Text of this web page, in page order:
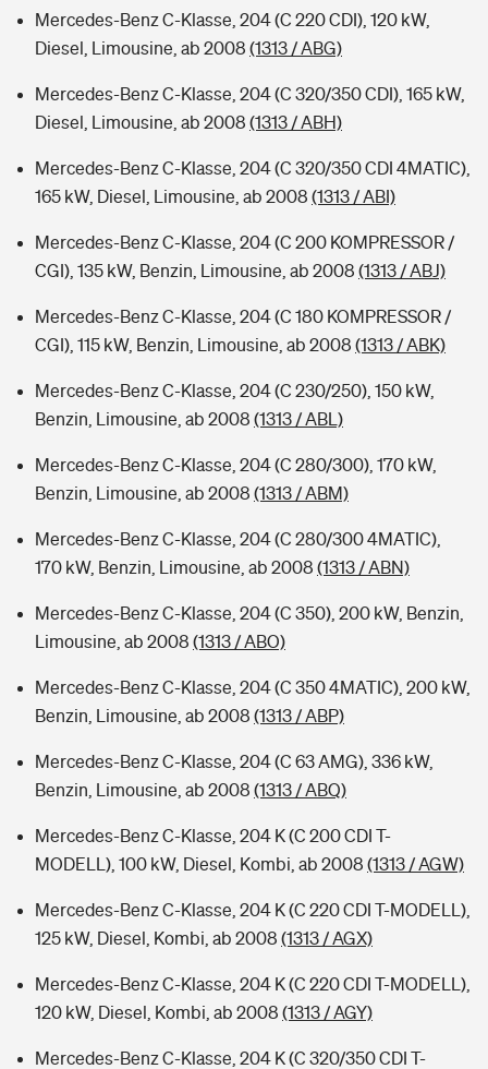
Mercedes-Benz C-Klasse, 204 (C 220 CDI), 120 kW,
Diesel, Limousine, ab 2008 (1313 / ABG)
Mercedes-Benz C-Klasse, 204 (C 320/350 CDI), 165 kW,
Diesel, Limousine, ab 2008 (1313 / ABH)
Mercedes-Benz C-Klasse, 204 (C 320/350 CDI 4MATIC),
165 kW, Diesel, Limousine, ab 2008 (1313 / ABI)
Mercedes-Benz C-Klasse, 204 (C 200 KOMPRESSOR /
CGI), 135 kW, Benzin, Limousine, ab 2008 (1313 / ABJ)
Mercedes-Benz C-Klasse, 204 (C 180 KOMPRESSOR /
CGI), 115 kW, Benzin, Limousine, ab 2008 (1313 / ABK)
Mercedes-Benz C-Klasse, 204 (C 230/250), 150 kW,
Benzin, Limousine, ab 2008 (1313 / ABL)
Mercedes-Benz C-Klasse, 204 (C 280/300), 170 kW,
Benzin, Limousine, ab 2008 (1313 / ABM)
Mercedes-Benz C-Klasse, 204 (C 280/300 4MATIC),
170 kW, Benzin, Limousine, ab 2008 (1313 / ABN)
Mercedes-Benz C-Klasse, 204 (C 350), 200 kW, Benzin,
Limousine, ab 2008 (1313 / ABO)
Mercedes-Benz C-Klasse, 204 (C 350 4MATIC), 200 kW,
Benzin, Limousine, ab 2008 (1313 / ABP)
Mercedes-Benz C-Klasse, 204 (C 63 AMG), 336 kW,
Benzin, Limousine, ab 2008 (1313 / ABQ)
Mercedes-Benz C-Klasse, 204 K (C 200 CDI T-
MODELL), 100 kW, Diesel, Kombi, ab 2008 (1313 / AGW)
Mercedes-Benz C-Klasse, 204 K (C 220 CDI T-MODELL),
125 kW, Diesel, Kombi, ab 2008 (1313 / AGX)
Mercedes-Benz C-Klasse, 204 K (C 220 CDI T-MODELL),
120 kW, Diesel, Kombi, ab 2008 (1313 / AGY)
Mercedes-Benz C-Klasse, 204 K (C 320/350 CDI T-